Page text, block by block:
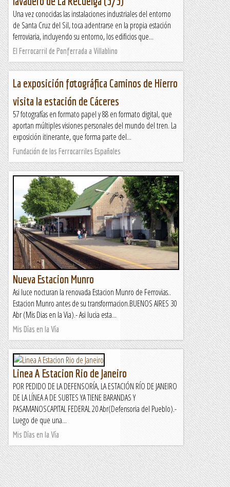
Una vez conocidas las instalaciones industriales del entorno
de Santa Cruz del Sil, toca adentrarse en la propia estación
ferroviaria, incluyendo su entorno, los edificios que...
El Ferrocarril de Ponferrada a Villablino
La exposición fotográfica Caminos de Hierro
visita la estación de Cáceres
57 fotografías en formato papel y 88 en formato digital, que
aportan múltiples visiones personales del mundo del tren. La
exposición itinerante, que forma parte del...
Fundación de los Ferrocarriles Españoles
Nueva Estacion Munro
Asi luce nocturan la renovada Estacion Munro de Ferrovias..
Estacion Munro antes de su transformacion.BUENOS AIRES 30
Abr (Mis Dias en la Via).- Asi lucia esta...
Mis Días en la Vía
Linea A Estacion Rio de Janeiro
POR PEDIDO DE LA DEFENSORÍA, LA ESTACIÓN RÍO DE JANEIRO
DE LA LÍNEA A DE SUBTES YA TIENE BARANDAS Y
PASAMANOSCAPITAL FEDERAL 20 Abr(Defensoria del Pueblo).-
Luego de que una...
Mis Días en la Vía